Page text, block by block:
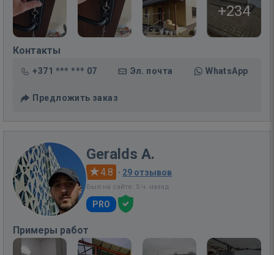
+234
Контакты
+371 *** *** 07 Эл. почта WhatsApp
Предложить заказ
Geralds A.
4.8 · 29 отзывов
Был на сайте: 5 ч. назад
PRO
Примеры работ